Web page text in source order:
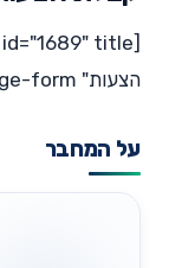
הצעות" html_class="leads-page-form"]
על המחבר